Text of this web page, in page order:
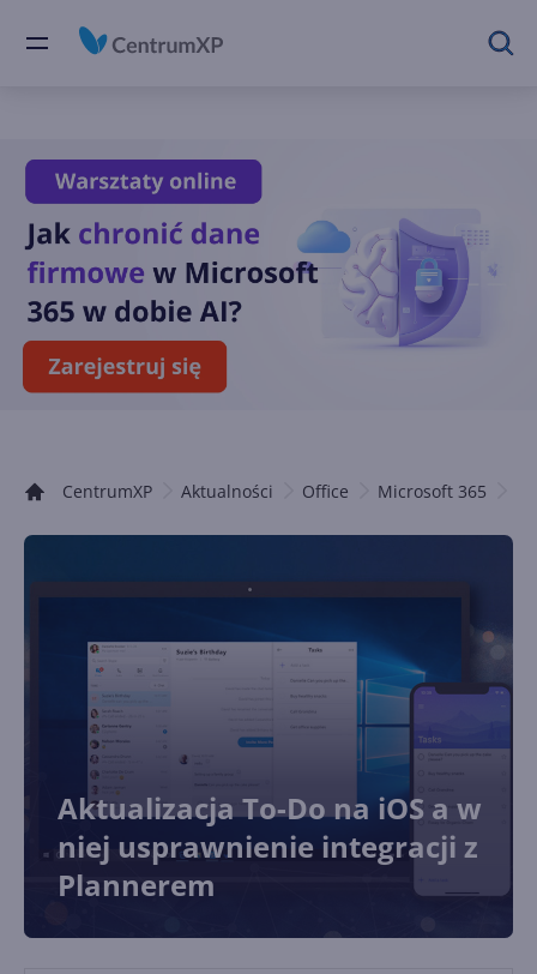
CentrumXP Aktualności Office Microsoft 365
Aktualizacja To-Do na iOS a w
niej usprawnienie integracji z
Plannerem